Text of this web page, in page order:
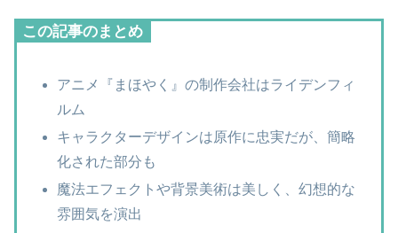
この記事のまとめ
アニメ『まほやく』の制作会社はライデンフィ
ルム
キャラクターデザインは原作に忠実だが、簡略
化された部分も
魔法エフェクトや背景美術は美しく、幻想的な
雰囲気を演出